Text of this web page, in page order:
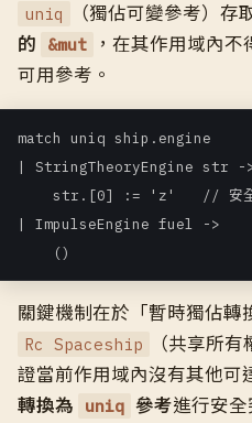
uniq （獨佔可變參考）存
的
&mut
，在其作用域內
可用參考。
match uniq ship.engine
| StringTheoryEngine str -
str.[0] := 'z'   // 安全
| ImpulseEngine fuel ->
關鍵機制在於「暫時獨佔轉
Rc Spaceship
（共享所
證當前作用域內沒有其他可
轉換為
uniq 參考進行安